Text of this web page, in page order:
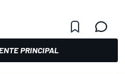
PRINCIPAL